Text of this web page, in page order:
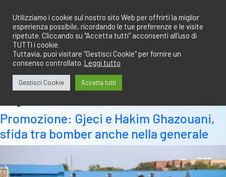
contenuto
Promozione: Gjeci e Hakim Ghazouani,
sfida tra bomber anche nella generale
Utilizziamo i cookie sul nostro sito Web per offrirti la miglior
esperienza possibile, ricordando le tue preferenze e le visite
ripetute. Cliccando su "Accetta tutti" acconsenti all'uso di
TUTTI i cookie.
Tuttavia, puoi visitare "Gestisci Cookie" per fornire un
consenso controllato. Leggi tutto
Gestisci Cookie Accetta tutti